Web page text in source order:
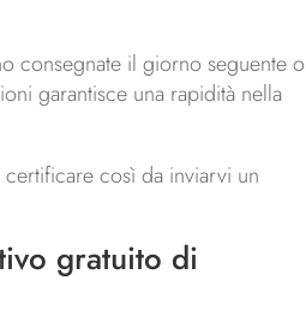
consegnate il giorno seguente o
garantisce una rapidità nella
così da inviarvi un
gratuito di